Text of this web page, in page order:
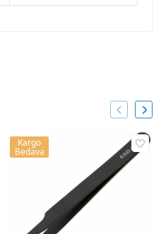
Kargo
Bedava